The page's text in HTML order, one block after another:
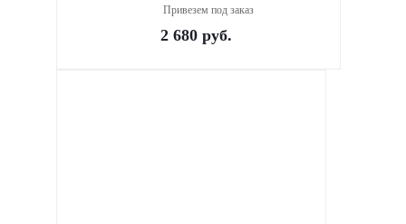
Привезем под заказ
2 680руб.